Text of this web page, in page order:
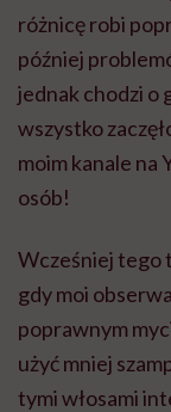
różnicę robi
później
jednak chodzi o
wszystko
moim kanale na
osób!
Wcześniej tego
gdy moi
poprawnym
użyć mniej
tymi włosami